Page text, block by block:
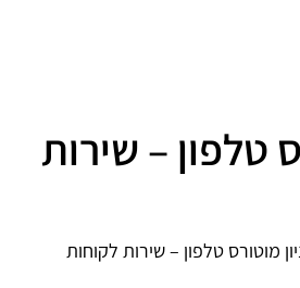
טלפון – שירות
מוטורס טלפון – שירות לקוחות